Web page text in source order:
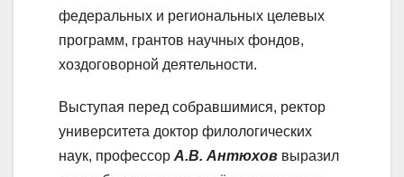
федеральных и региональных целевых
программ, грантов научных фондов,
хоздоговорной деятельности.
Выступая перед собравшимися, ректор
университета доктор филологических
наук, профессор А.В. Антюхов выразил